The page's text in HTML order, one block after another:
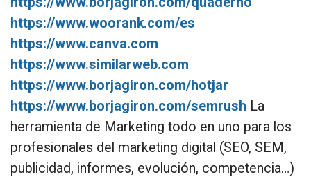
https://www.woorank.com/es
https://www.canva.com
https://www.similarweb.com
https://www.borjagiron.com/hotjar
https://www.borjagiron.com/semrush La
herramienta de Marketing todo en uno para los
profesionales del marketing digital (SEO, SEM,
publicidad, informes, evolución, competencia…)